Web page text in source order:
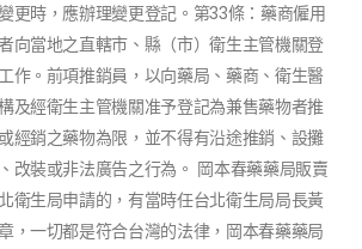
更時，應辦理變更登記。第33條：藥商僱用
向當地之直轄市、縣（市）衛生主管機關登
作。前項推銷員，以向藥局、藥商、衛生醫
及經衛生主管機關准予登記為兼售藥物者推
經銷之藥物為限，並不得有沿途推銷、設攤
改裝或非法廣告之行為。 岡本春藥藥局販賣
衛生局申請的，有當時任台北衛生局局長黃
，一切都是符合台灣的法律，岡本春藥藥局